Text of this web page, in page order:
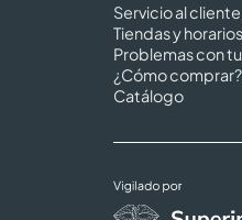
Servicio al cliente
Tiendas y
Problemas con
¿Cómo comprar?
Catálogo